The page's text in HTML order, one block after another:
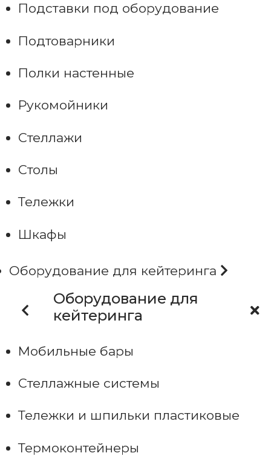
Подставки под оборудование
Подтоварники
Полки настенные
Рукомойники
Стеллажи
Столы
Тележки
Шкафы
Оборудование для кейтеринга
Оборудование для
кейтеринга
Мобильные бары
Стеллажные системы
Тележки и шпильки пластиковые
Термоконтейнеры